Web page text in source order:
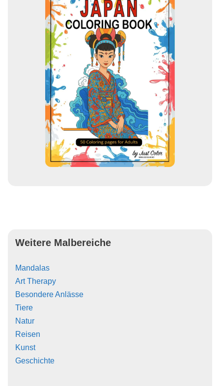
Weitere Malbereiche
Mandalas
Art Therapy
Besondere Anlässe
Tiere
Natur
Reisen
Kunst
Geschichte